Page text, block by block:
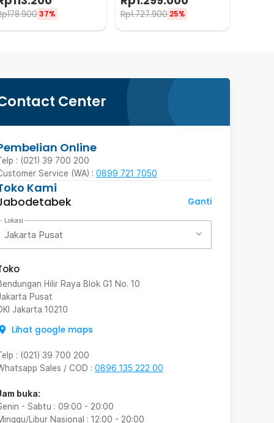
178.900 37% Rp1.727.900 25%
Center
Online
: (021) 39 700 200
Service (WA) : 0899 721 7050
Kami
Ganti
Lokasi
Jakarta Pusat
Hilir Raya Blok G1 No. 10
Pusat
Jakarta 10210
Lihat google maps
: (021) 39 700 200
Sales / COD : 0896 135 222 00
buka:
- Sabtu : 09:00 - 20:00
Libur Nasional : 12:00 - 20:00